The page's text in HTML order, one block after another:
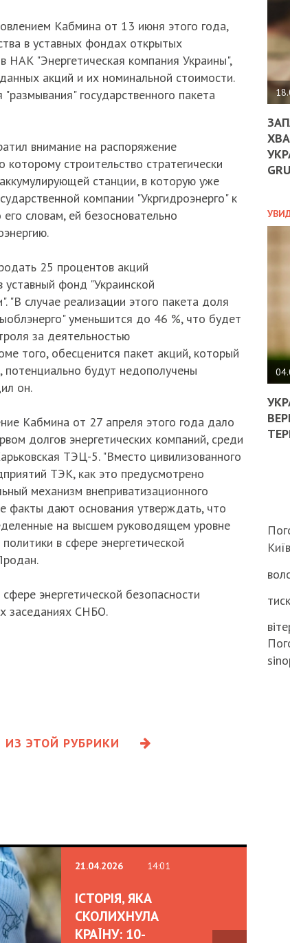
Кабмина от 13 июня этого года,
в уставных фондах открытых
"Энергетическая компания Украины",
акций и их номинальной стоимости.
государственного пакета
внимание на распоряжение
строительство стратегически
станции, в которую уже
компании "Укргидроэнерго" к
словам, ей безосновательно
25 процентов акций
уставный фонд "Украинской
"В случае реализации этого пакета доля
уменьшится до 46 %, что будет
за деятельностью
того, обесценится пакет акций, который
потенциально будут недополучены
он.
Кабмина от 27 апреля этого года дало
долгов энергетических компаний, среди
ТЭЦ-5. "Вместо цивилизованного
ТЭК, как это предусмотрено
механизм внеприватизационного
факты дают основания утверждать, что
на высшем руководящем уровне
в сфере энергетической
энергетической безопасности
заседаниях СНБО.
ЭТОЙ РУБРИКИ
21.04.2026 14:01
ІСТОРІЯ, ЯКА
СКОЛИХНУЛА
КРАЇНУ: 10-
ДО
ЄС
-
НА
Київ